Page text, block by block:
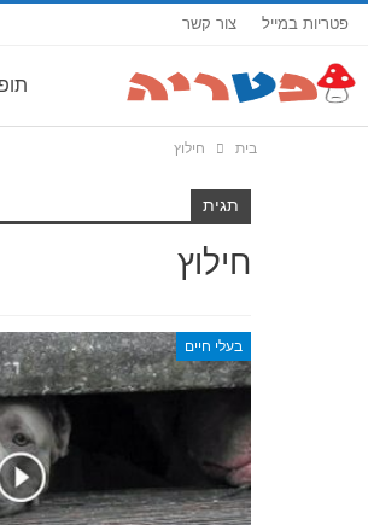
פטריות במייל צור קשר
בית חילוץ
תגית
חילוץ
בעלי חיים